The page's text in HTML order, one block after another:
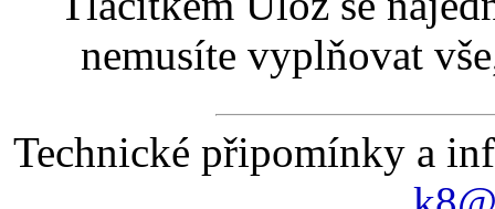
nemusíte vyplňovat
Technické připomínky a